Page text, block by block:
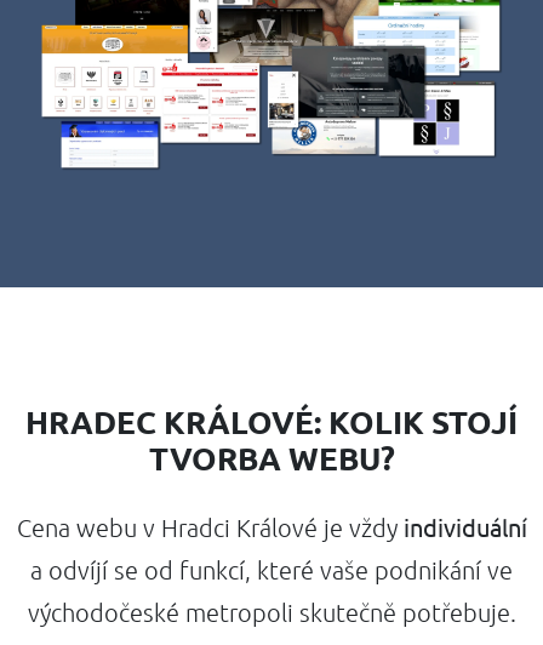
HRADEC KRÁLOVÉ: KOLIK STOJÍ
TVORBA WEBU?
Cena webu v Hradci Králové je vždy individuální
a odvíjí se od funkcí, které vaše podnikání ve
východočeské metropoli skutečně potřebuje.